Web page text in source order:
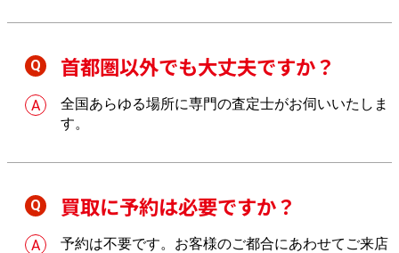
首都圏以外でも大丈夫ですか？
全国あらゆる場所に専門の査定士がお伺いいたしま
す。
買取に予約は必要ですか？
予約は不要です。お客様のご都合にあわせてご来店